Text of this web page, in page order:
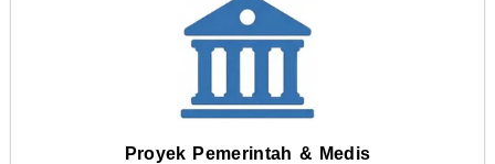
Proyek Pemerintah & Medis